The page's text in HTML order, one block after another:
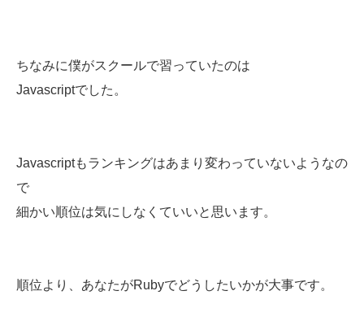
ちなみに僕がスクールで習っていたのは
Javascriptでした。
Javascriptもランキングはあまり変わっていないようなの
で
細かい順位は気にしなくていいと思います。
順位より、あなたがRubyでどうしたいかが大事です。